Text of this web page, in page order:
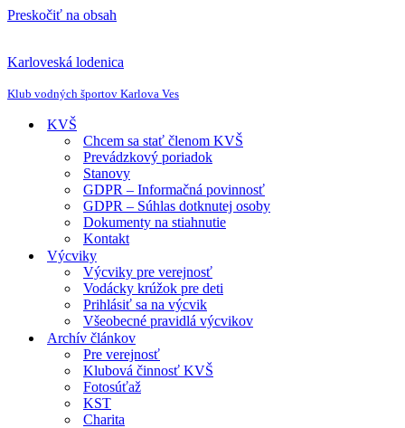
Preskočiť na obsah
Karloveská lodenica
Klub vodných športov Karlova Ves
KVŠ
Chcem sa stať členom KVŠ
Prevádzkový poriadok
Stanovy
GDPR – Informačná povinnosť
GDPR – Súhlas dotknutej osoby
Dokumenty na stiahnutie
Kontakt
Výcviky
Výcviky pre verejnosť
Vodácky krúžok pre deti
Prihlásiť sa na výcvik
Všeobecné pravidlá výcvikov
Archív článkov
Pre verejnosť
Klubová činnosť KVŠ
Fotosúťaž
KST
Charita